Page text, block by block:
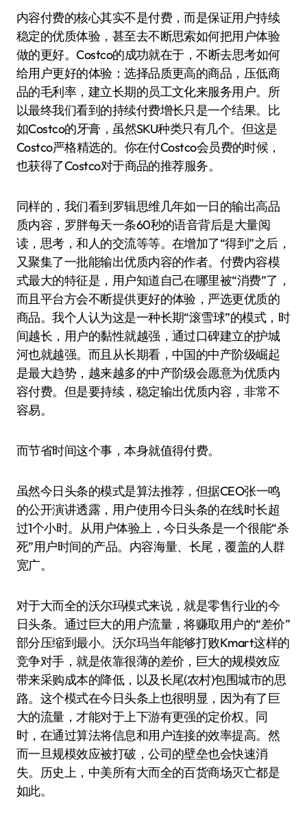
内容付费的核心其实不是付费，而是保证用户持续
稳定的优质体验，甚至去不断思索如何把用户体验
做的更好。Costco的成功就在于，不断去思考如何
给用户更好的体验：选择品质更高的商品，压低商
品的毛利率，建立长期的员工文化来服务用户。所
以最终我们看到的持续付费增长只是一个结果。比
如Costco的牙膏，虽然SKU种类只有几个。但这是
Costco严格精选的。你在付Costco会员费的时候，
也获得了Costco对于商品的推荐服务。
同样的，我们看到罗辑思维几年如一日的输出高品
质内容，罗胖每天一条60秒的语音背后是大量阅
读，思考，和人的交流等等。在增加了“得到”之后，
又聚集了一批能输出优质内容的作者。付费内容模
式最大的特征是，用户知道自己在哪里被“消费”了，
而且平台方会不断提供更好的体验，严选更优质的
商品。我个人认为这是一种长期“滚雪球”的模式，时
间越长，用户的黏性就越强，通过口碑建立的护城
河也就越强。而且从长期看，中国的中产阶级崛起
是最大趋势，越来越多的中产阶级会愿意为优质内
容付费。但是要持续，稳定输出优质内容，非常不
容易。
而节省时间这个事，本身就值得付费。
虽然今日头条的模式是算法推荐，但据CEO张一鸣
的公开演讲透露，用户使用今日头条的在线时长超
过1个小时。从用户体验上，今日头条是一个很能“杀
死”用户时间的产品。内容海量、长尾，覆盖的人群
宽广。
对于大而全的沃尔玛模式来说，就是零售行业的今
日头条。通过巨大的用户流量，将赚取用户的“差价”
部分压缩到最小。沃尔玛当年能够打败Kmart这样的
竞争对手，就是依靠很薄的差价，巨大的规模效应
带来采购成本的降低，以及长尾(农村)包围城市的思
路。这个模式在今日头条上也很明显，因为有了巨
大的流量，才能对于上下游有更强的定价权。同
时，在通过算法将信息和用户连接的效率提高。然
而一旦规模效应被打破，公司的壁垒也会快速消
失。历史上，中美所有大而全的百货商场灭亡都是
如此。